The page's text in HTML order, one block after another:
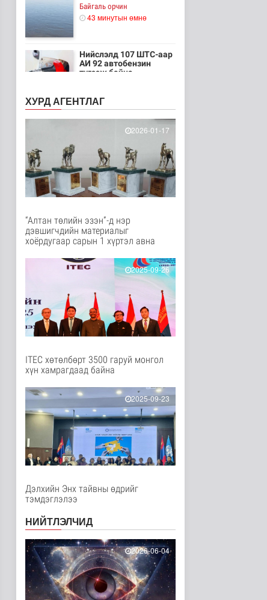
Байгаль орчин
43 минутын өмнө
Нийслэлд 107 ШТС-аар
АИ 92 автобензин
түгээж байна
50 минутын өмнө
Олон улсын туршлага
судлах сургалт,
дадлагад 14 ..
Нийгэм
1 цаг 16 минутын өмнө
Канадын Ерөнхий сайд
АНУ-тай хийж буй
худалдааны..
2 цаг 30 минутын өмнө
Мета компанид 567 сая
ногдуул..
2 цагийн өмнө
Ирэх 10 хоногт цаг
агаар ямар байх вэ
Байгаль орчин
2 цаг 22 минутын өмнө
“Нүүрс пиролизийн
үйлдвэр”-ийг төр,
хувийн хэвшл..
Нийгэм
3 цаг 37 минутын өмнө
Цэнхэр бүсэд гал
түймэр гарсан үед
хариу арга хэ..
Нийгэм
Ц.Сандаг-Очир: COP17
Байгаль орчин
3 цаг 56 минутын өмнө
Хийлдэг завь, гудас,
хөвөгч тоглоом биш
Эрүүл мэнд
3 цаг 12 минутын өмнө
ХУРД АГЕНТЛАГ
2026-01-17
“Алтан төлийн эзэн”-д нэр
дэвшигчдийн материалыг
хоёрдугаар сарын 1 хүртэл авна
2025-09-26
ITEC хөтөлбөрт 3500 гаруй монгол
хүн хамрагдаад байна
2025-09-23
Дэлхийн Энх тайвны өдрийг
тэмдэглэлээ
НИЙТЛЭЛЧИД
2026-06-04